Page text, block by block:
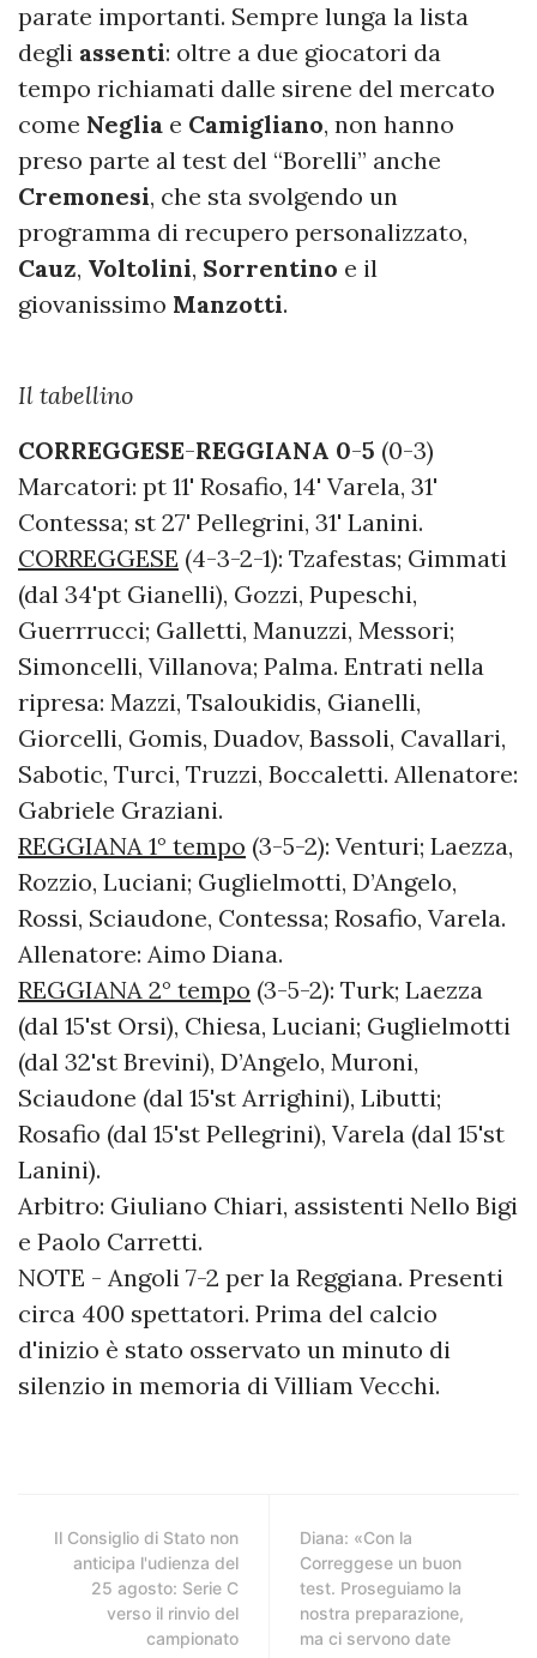
parate importanti. Sempre lunga la lista
degli assenti: oltre a due giocatori da
tempo richiamati dalle sirene del mercato
come Neglia e Camigliano, non hanno
preso parte al test del “Borelli” anche
Cremonesi, che sta svolgendo un
programma di recupero personalizzato,
Cauz, Voltolini, Sorrentino e il
giovanissimo Manzotti.
Il tabellino
CORREGGESE-REGGIANA 0-5 (0-3)
Marcatori: pt 11' Rosafio, 14' Varela, 31'
Contessa; st 27' Pellegrini, 31' Lanini.
CORREGGESE (4-3-2-1): Tzafestas; Gimmati
(dal 34'pt Gianelli), Gozzi, Pupeschi,
Guerrrucci; Galletti, Manuzzi, Messori;
Simoncelli, Villanova; Palma. Entrati nella
ripresa: Mazzi, Tsaloukidis, Gianelli,
Giorcelli, Gomis, Duadov, Bassoli, Cavallari,
Sabotic, Turci, Truzzi, Boccaletti. Allenatore:
Gabriele Graziani.
REGGIANA 1° tempo (3-5-2): Venturi; Laezza,
Rozzio, Luciani; Guglielmotti, D’Angelo,
Rossi, Sciaudone, Contessa; Rosafio, Varela.
Allenatore: Aimo Diana.
REGGIANA 2° tempo (3-5-2): Turk; Laezza
(dal 15'st Orsi), Chiesa, Luciani; Guglielmotti
(dal 32'st Brevini), D’Angelo, Muroni,
Sciaudone (dal 15'st Arrighini), Libutti;
Rosafio (dal 15'st Pellegrini), Varela (dal 15'st
Lanini).
Arbitro: Giuliano Chiari, assistenti Nello Bigi
e Paolo Carretti.
NOTE - Angoli 7-2 per la Reggiana. Presenti
circa 400 spettatori. Prima del calcio
d'inizio è stato osservato un minuto di
silenzio in memoria di Villiam Vecchi.
Il Consiglio di Stato non
anticipa l'udienza del
25 agosto: Serie C
verso il rinvio del
campionato
Diana: «Con la
Correggese un buon
test. Proseguiamo la
nostra preparazione,
ma ci servono date